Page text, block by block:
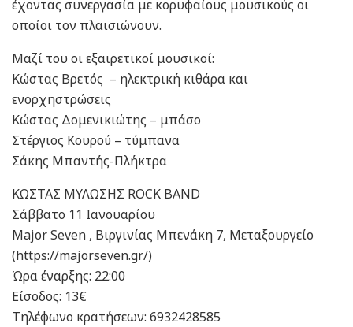
έχοντας συνεργασία με κορυφαίους μουσικούς οι
οποίοι τον πλαισιώνουν.
Μαζί του οι εξαιρετικοί μουσικοί:
Κώστας Βρετός – ηλεκτρική κιθάρα και
ενορχηστρώσεις
Κώστας Δομενικιώτης – μπάσο
Στέργιος Κουρού – τύμπανα
Σάκης Μπαντής-Πλήκτρα
ΚΩΣΤΑΣ ΜΥΛΩΣΗΣ ROCK BAND
Σάββατο 11 Ιανουαρίου
Major Seven , Βιργινίας Μπενάκη 7, Μεταξουργείο
(https://majorseven.gr/)
Ώρα έναρξης: 22:00
Είσοδος: 13€
Tηλέφωνο κρατήσεων: 6932428585